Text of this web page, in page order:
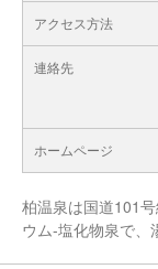
アクセス方法
連絡先
ホームページ
柏温泉は国道101
ウム-塩化物泉で、